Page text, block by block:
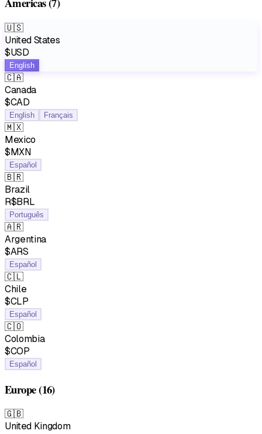
🇺🇸
United States
$USD
English
🇨🇦
Canada
$CAD
English Français
🇲🇽
Mexico
$MXN
Español
🇧🇷
Brazil
R$BRL
Português
🇦🇷
Argentina
$ARS
Español
🇨🇱
Chile
$CLP
Español
🇨🇴
Colombia
$COP
Español
Europe(16)
🇬🇧
United Kingdom